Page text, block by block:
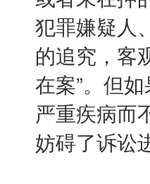
犯罪嫌疑人
的追究，客
在案”。但
严重疾病而
妨碍了诉讼